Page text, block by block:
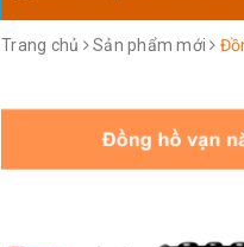
Trang chủ Sản phẩm mới